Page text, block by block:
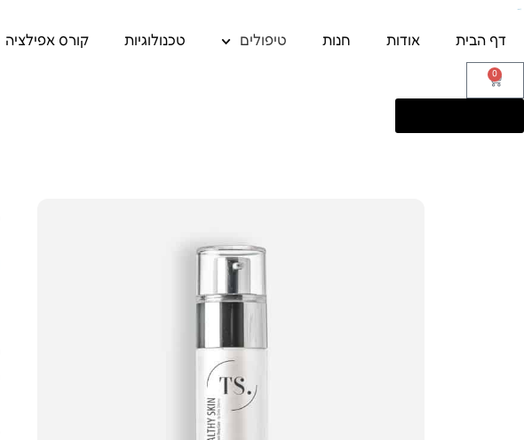
לתוכן
דף הבית אודות חנות טיפולים טכנולוגיות קורס אפילציה
0